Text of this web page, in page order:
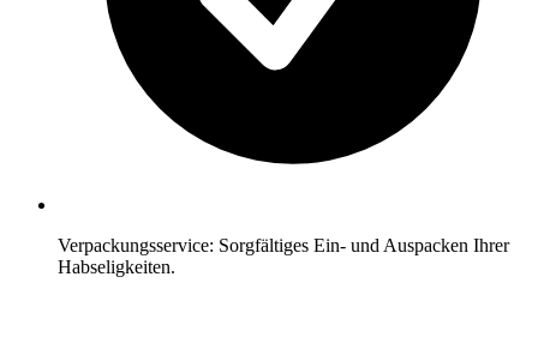
Verpackungsservice: Sorgfältiges Ein- und Auspacken Ihrer
Habseligkeiten.